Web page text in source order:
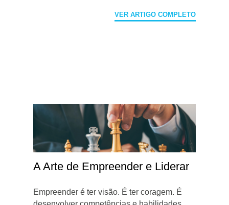
VER ARTIGO COMPLETO
A Arte de Empreender e Liderar
Empreender é ter visão. É ter coragem. É